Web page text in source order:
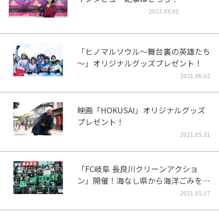
2023.09.05
「ヒノマルソウル～舞台裏の英雄たち
～」オリジナルグッズプレゼント！
2021.06.02
映画「HOKUSAI」オリジナルグッズ
プレゼント！
2021.05.31
「FC岐阜 長良川クリーンアクショ
ン」開催！海なし県から海洋ごみをな
2021.05.17